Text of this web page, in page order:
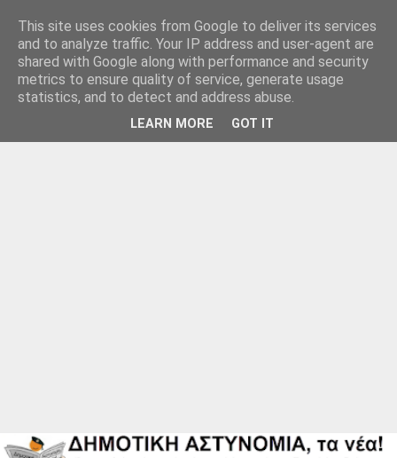
This site uses cookies from Google to deliver its services
and to analyze traffic. Your IP address and user-agent are
shared with Google along with performance and security
metrics to ensure quality of service, generate usage
statistics, and to detect and address abuse.
LEARN MORE GOT IT